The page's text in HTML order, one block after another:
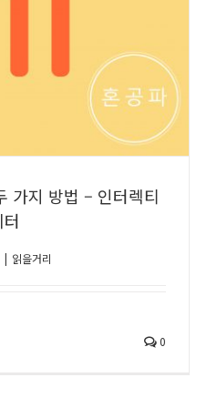
가지 방법 – 인터렉티
| 읽을거리
0